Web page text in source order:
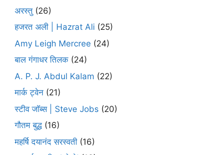
अरस्तु (26)
हजरत अली | Hazrat Ali (25)
Amy Leigh Mercree (24)
बाल गंगाधर तिलक (24)
A. P. J. Abdul Kalam (22)
मार्क ट्वेन (21)
स्टीव जॉब्स | Steve Jobs (20)
गौतम बुद्ध (16)
महर्षि दयानंद सरस्वती (16)